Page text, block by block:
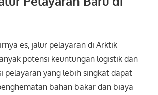
es, jalur pelayaran di Arktik
potensi keuntungan logistik dan
pelayaran yang lebih singkat dapat
bahan bakar dan biaya